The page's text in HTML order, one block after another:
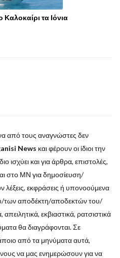
τα Ιόνια
από τους αναγνώστες δεν
News και φέρουν οι ίδιοι την
ισχύει και για άρθρα, επιστολές,
στο ΜΝ για δημοσίευση/
λέξεις, εκφράσεις ή υπονοούμενα
των αποδέκτη/αποδεκτών του/
εκβιαστικά, ρατσιστικά
θα διαγράφονται. Σε
από τα μηνύματα αυτά,
να μας ενημερώσουν για να